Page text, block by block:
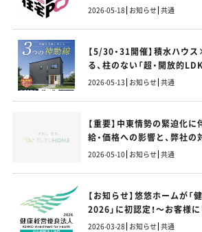
社 まとめて比べられる家づ
2026-05-18 お知らせ 共通
【5/30・31開催】積水ハウ
る、柱のない「超・開放的
福岡市東区
2026-05-13 お知らせ 共通
【重要】中東情勢の緊迫化
給・価格への影響と、弊社の
2026-05-10 お知らせ 共通
【お知らせ】悠悠ホームが「
2026」に初認定！～お客様に
お届けするため、まずは社員
2026-03-28 お知らせ 共通